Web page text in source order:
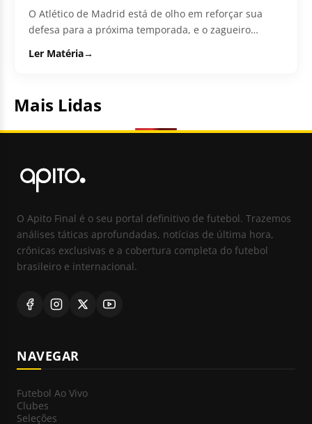
O Atlético de Madrid está de olho em reforçar sua
defesa para a próxima temporada, e o zagueiro
Ler Matéria→
Mais Lidas
O Apito Final é o seu portal definitivo de futebol. Trazemos
análises táticas aprofundadas, notícias de última hora,
crônicas exclusivas e a cobertura completa do futebol
brasileiro e internacional.
NAVEGAR
Futebol Ao Vivo
Clubes
Seleções